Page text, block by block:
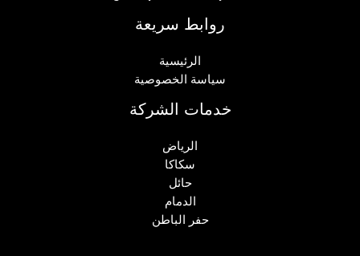
روابط سريعة
الرئيسية
سياسة الخصوصية
خدمات الشركة
الرياض
سكاكا
حائل
الدمام
حفر الباطن